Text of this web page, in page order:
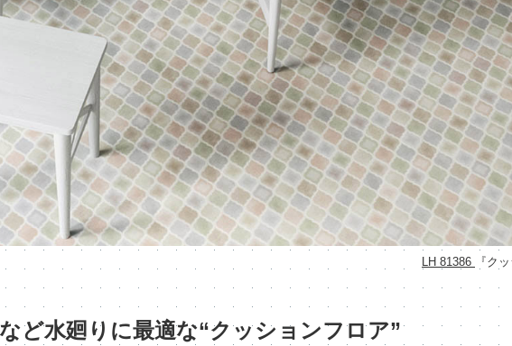
LH 81386 『ク
ど水廻りに最適な“クッションフロア”